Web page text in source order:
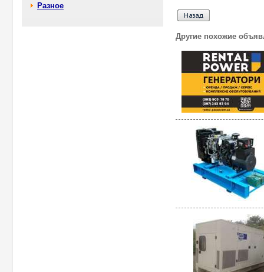
Разное
Другие похожие